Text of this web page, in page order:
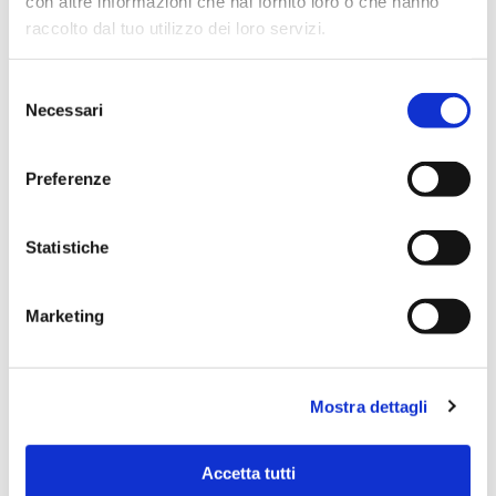
raccolto dal tuo utilizzo dei loro servizi.
delNecessari
Preferenze
Statistiche
Marketing
Mostra dettagli
Accetta tutti
EmailFacebook
TwitterLinkedIn
WhatsApp
ARTICOLI CORRELATI